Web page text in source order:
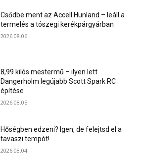
Csődbe ment az Accell Hunland – leáll a
termelés a tószegi kerékpárgyárban
2026.08.06.
8,99 kilós mestermű – ilyen lett
Dangerholm legújabb Scott Spark RC
építése
2026.08.05.
Hőségben edzeni? Igen, de felejtsd el a
tavaszi tempót!
2026.08.04.